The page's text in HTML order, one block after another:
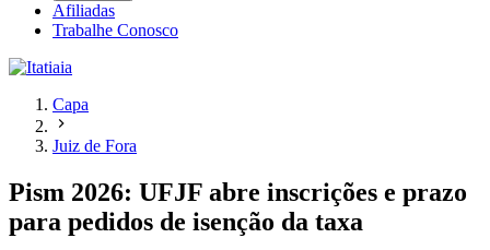
Afiliadas
Trabalhe Conosco
Capa
Juiz de Fora
Pism 2026: UFJF abre inscrições e prazo
para pedidos de isenção da taxa